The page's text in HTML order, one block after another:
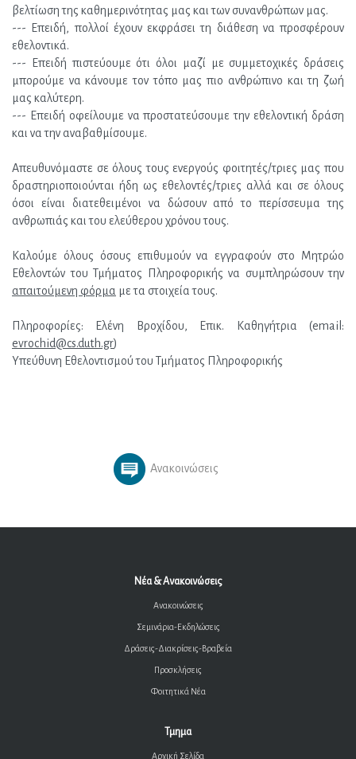
βελτίωση της καθημερινότητας μας και των συνανθρώπων μας.
--- Επειδή, πολλοί έχουν εκφράσει τη διάθεση να προσφέρουν
εθελοντικά.
--- Επειδή πιστεύουμε ότι όλοι μαζί με συμμετοχικές δράσεις
μπορούμε να κάνουμε τον τόπο μας πιο ανθρώπινο και τη ζωή
μας καλύτερη.
--- Επειδή οφείλουμε να προστατεύσουμε την εθελοντική δράση
και να την αναβαθμίσουμε.
Απευθυνόμαστε σε όλους τους ενεργούς φοιτητές/τριες μας που
δραστηριοποιούνται ήδη ως εθελοντές/τριες αλλά και σε όλους
όσοι είναι διατεθειμένοι να δώσουν από το περίσσευμα της
ανθρωπιάς και του ελεύθερου χρόνου τους.
Καλούμε όλους όσους επιθυμούν να εγγραφούν στο Μητρώο
απαιτούμενη φόρμα με τα στοιχεία τους.
evrochid@cs.duth.gr)
Υπεύθυνη Εθελοντισμού του Τμήματος Πληροφορικής
Ανακοινώσεις
Νέα & Ανακοινώσεις
Ανακοινώσεις
Σεμινάρια-Εκδηλώσεις
Δράσεις-Διακρίσεις-Βραβεία
Προσκλήσεις
Φοιτητικά Νέα
Τμημα
Αρχική Σελίδα